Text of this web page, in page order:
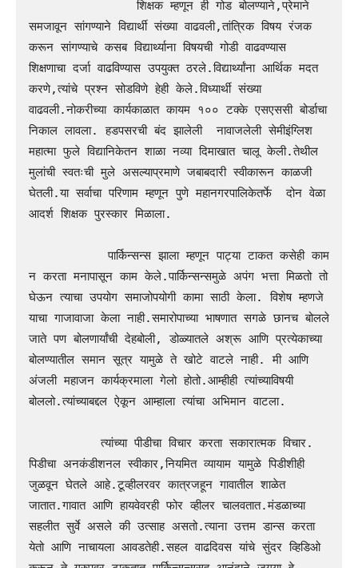
               शिक्षक म्हणून ही गोड बोलण्याने,प्रेमाने
समजावून सांगण्याने विद्यार्थी संख्या वाढवली,तांत्रिक विषय रंजक
करून सांगण्याचे कसब विद्यार्थ्याना विषयची गोडी वाढवण्यास
शिक्षणाचा दर्जा वाढविण्यास उपयुक्त ठरले.विद्यार्थ्यांना आर्थिक मदत
करणे,त्यांचे प्रश्न सोडविणे हेही केले.विध्यार्थी संख्या
वाढवली.नोकरीच्या कार्यकाळात कायम १०० टक्के एसएससी बोर्डाचा
निकाल लावला. हडपसरची बंद झालेली  नावाजलेली सेमीइंग्लिश
महात्मा फुले विद्यानिकेतन शाळा नव्या दिमाखात चालू केली.तेथील
मुलांची स्वतःची मुले असल्याप्रमाणे जबाबदारी स्वीकारून काळजी
घेतली.या सर्वाचा परिणाम म्हणून पुणे महानगरपालिकेतर्फे  दोन वेळा
आदर्श शिक्षक पुरस्कार मिळाला.
           पार्किन्सन्स झाला म्हणून पाट्या टाकत कसेही काम
न करता मनापासून काम केले.पार्किन्सन्समुळे अपंग भत्ता मिळतो तो
घेऊन त्याचा उपयोग समाजोपयोगी कामा साठी केला. विशेष म्हणजे
याचा गाजावाजा केला नाही.समारोपाच्या भाषणात सगळे छानच बोलले
जाते पण बोलणार्यांची देहबोली, डोळ्यातले अश्रू आणि प्रत्येकाच्या
बोलण्यातील समान सूत्र यामुळे ते खोटे वाटले नाही. मी आणि
अंजली महाजन कार्यक्रमाला गेलो होतो.आम्हीही त्यांच्याविषयी
बोललो.त्यांच्याबद्दल ऐकून आम्हाला त्यांचा अभिमान वाटला.
          त्यांच्या पीडीचा विचार करता सकारात्मक विचार.
पिडीचा अनकंडीशनल स्वीकार,नियमित व्यायाम यामुळे पिडीशीही
जुळवून घेतले आहे.टूव्हीलरवर कात्रजहून गावातील शाळेत
जातात.गावात आणि हायवेवरही फोर व्हीलर चालवतात.मंडळाच्या
सहलीत सुर्वे असले की उत्साह असतो.त्याना उत्तम डान्स करता
येतो आणि नाचायला आवडतेही.सहल वाढदिवस यांचे सुंदर व्हिडिओ